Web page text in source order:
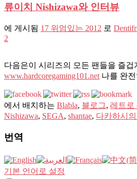
류이치 Nishizawa와 인터뷰
에 게시됨 17 위엄있는 2012 로
2
다음은이 시리즈의 모든 팬들을 즐겁
www.hardcoregaming101.net 나를 완
에서 배치하는 Blabla, 블로그, 레트로
Nishizawa, SEGA, shantae, 다카하시
번역
기본 언어로 설정